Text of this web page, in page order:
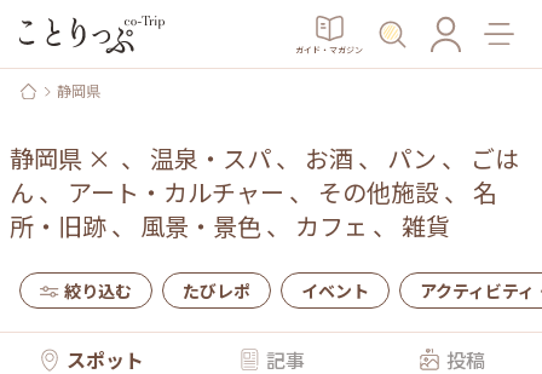
ガイド・マガジン
静岡県
静岡県 × 、 温泉・スパ、 お酒 、 パン 、
ごは
ん 、 アート・カルチャー 、 その他施設、 名
所・旧跡、 風景・景色、 カフェ 、 雑貨
絞り込む たびレポ イベント アクティビティ
スポット 記事 投稿